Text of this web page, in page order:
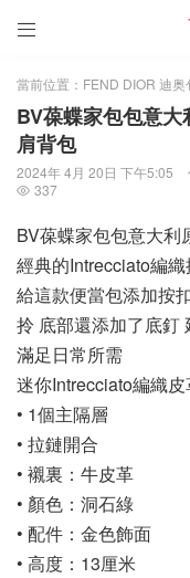

當前位置： FEND DIOR 迪
BV葆蝶家包包意
肩背包
2024年 4月 20日 下午5:05
 337
BV葆蝶家包包意大
經典的Intrecciato編
給這款便當包添加按
拎 底部還添加了底釘
滿足日常所需
迷你Intrecciato編織
• 1個主隔層
• 拉鏈開合
• 襯裏：牛皮革
• 顏色：洞石綠
• 配件：金色飾面
• 高度：13厘米